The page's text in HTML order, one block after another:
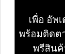
เพื่อ อัพ
พร้อมติดต
พรีสินค้